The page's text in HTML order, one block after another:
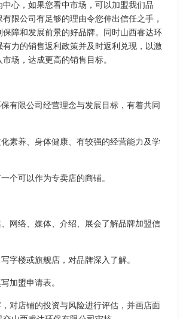
心，如果您看中市场，可以加盟我们品
限公司有足够的理由令您伸出信任之手，
保障和发展前景的好品牌。同时山西睿达环
力的销售返利政策并及时返利兑现，以激
场，达成更高的销售目标。
有限公司经营理念与发展目标，有着共同
素养、身体健康、有较强的经营能力及学
个可以作为专卖店的商铺。
网络、媒体、介绍、展会了解品牌加盟信
字楼或旗舰店，对品牌深入了解。
加盟申请表。
对店铺的投资与风险进行评估，并画店面